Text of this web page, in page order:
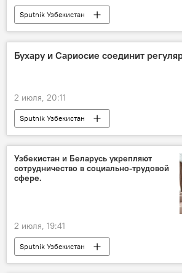
Sputnik Узбекистан
Бухару и Сариосие соединит
2 июля, 20:11
Sputnik Узбекистан
Узбекистан и Беларусь укрепляют
сотрудничество в социально-трудовой
сфере.
2 июля, 19:41
Sputnik Узбекистан